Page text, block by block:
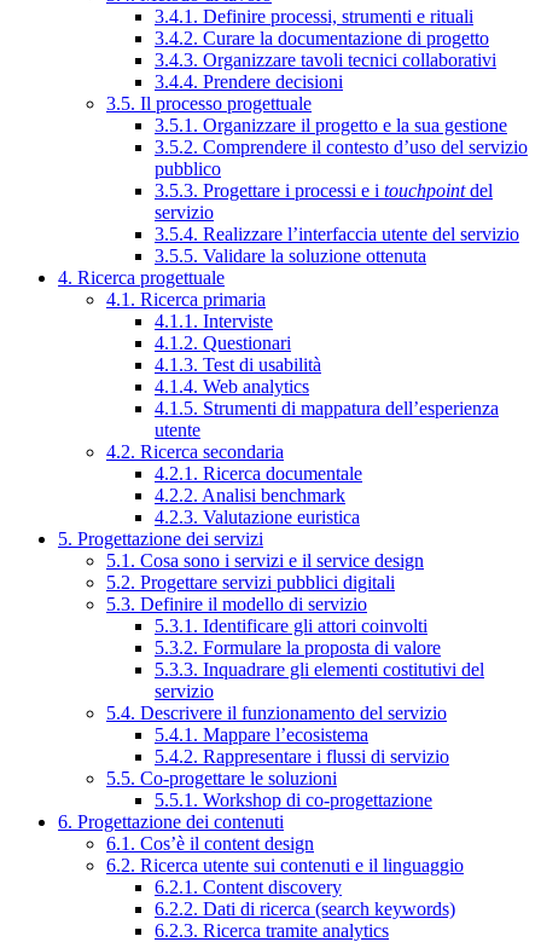
3.4.1. Definire processi, strumenti e rituali
3.4.2. Curare la documentazione di progetto
3.4.3. Organizzare tavoli tecnici collaborativi
3.4.4. Prendere decisioni
3.5. Il processo progettuale
3.5.1. Organizzare il progetto e la sua gestione
3.5.2. Comprendere il contesto d’uso del servizio
pubblico
3.5.3. Progettare i processi e i touchpointdel
servizio
3.5.4. Realizzare l’interfaccia utente del servizio
3.5.5. Validare la soluzione ottenuta
4. Ricerca progettuale
4.1. Ricerca primaria
4.1.1. Interviste
4.1.2. Questionari
4.1.3. Test di usabilità
4.1.4. Web analytics
4.1.5. Strumenti di mappatura dell’esperienza
utente
4.2. Ricerca secondaria
4.2.1. Ricerca documentale
4.2.2. Analisi benchmark
4.2.3. Valutazione euristica
5. Progettazione dei servizi
5.1. Cosa sono i servizi e il service design
5.2. Progettare servizi pubblici digitali
5.3. Definire il modello di servizio
5.3.1. Identificare gli attori coinvolti
5.3.2. Formulare la proposta di valore
5.3.3. Inquadrare gli elementi costitutivi del
servizio
5.4. Descrivere il funzionamento del servizio
5.4.1. Mappare l’ecosistema
5.4.2. Rappresentare i flussi di servizio
5.5. Co-progettare le soluzioni
5.5.1. Workshop di co-progettazione
6. Progettazione dei contenuti
6.1. Cos’è il content design
6.2. Ricerca utente sui contenuti e il linguaggio
6.2.1. Content discovery
6.2.2. Dati di ricerca (search keywords)
6.2.3. Ricerca tramite analytics